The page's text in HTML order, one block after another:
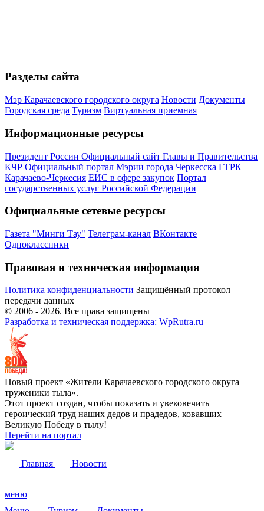
Разделы сайта
Мэр Карачаевского городского округа Новости Документы
Городская среда Туризм Виртуальная приемная
Информационные ресурсы
Президент России Официальный сайт Главы и Правительства
КЧР Официальный портал Мэрии города Черкесска ГТРК
Карачаево-Черкесия ЕИС в сфере закупок Портал
государственных услуг Российской Федерации
Официальные сетевые ресурсы
Газета "Минги Тау" Телеграм-канал ВКонтакте
Одноклассники
Правовая и техническая информация
Политика конфиденциальности Защищённый протокол
передачи данных
© 2006 - 2026. Все права защищены
Разработка и техническая поддержка: WpRutra.ru
Новый проект «Жители Карачаевского городского округа —
труженики тыла».
Этот проект создан, чтобы показать и увековечить
героический труд наших дедов и прадедов, ковавших
Великую Победу в тылу!
Перейти на портал
Главная Новости
меню